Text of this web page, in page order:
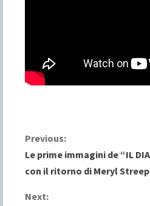
C
o
n
Previous:
Le prime immagini de “IL
con il ritorno di Meryl
Next: